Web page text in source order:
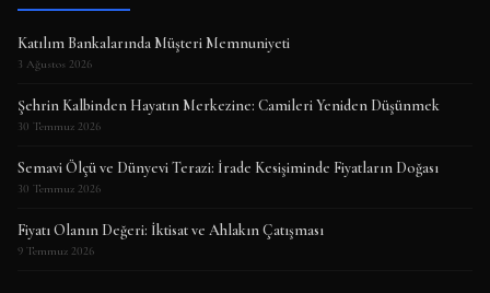
Katılım Bankalarında Müşteri Memnuniyeti
3 Ağustos 2026
Şehrin Kalbinden Hayatın Merkezine: Camileri Yeniden Düşünmek
30 Temmuz 2026
Semavi Ölçü ve Dünyevi Terazi: İrade Kesişiminde Fiyatların Doğası
30 Temmuz 2026
Fiyatı Olanın Değeri: İktisat ve Ahlakın Çatışması
9 Temmuz 2026